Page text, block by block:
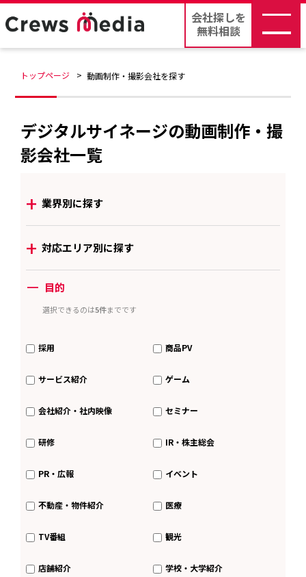
会社探しを
無料相談
トップページ 動画制作・撮影会社を探す
デジタルサイネージの動画制作・撮
影会社一覧
+ 業界別に探す
+ 対応エリア別に探す
ー 目的
選択できるのは5件までです
採用 商品PV
サービス紹介 ゲーム
会社紹介・社内映像 セミナー
研修 IR・株主総会
PR・広報 イベント
不動産・物件紹介 医療
TV番組 観光
店舗紹介 学校・大学紹介